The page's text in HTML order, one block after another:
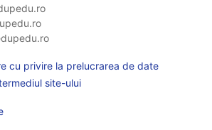
cu privire la prelucrarea de date
site-ului